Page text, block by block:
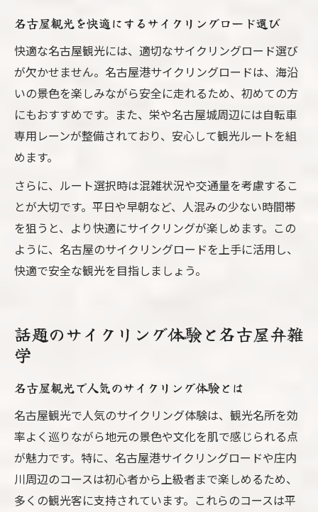
名古屋観光を快適にするサイクリングロード選び
快適な名古屋観光には、適切なサイクリングロード選び
が欠かせません。名古屋港サイクリングロードは、海沿
いの景色を楽しみながら安全に走れるため、初めての方
にもおすすめです。また、栄や名古屋城周辺には自転車
専用レーンが整備されており、安心して観光ルートを組
めます。
さらに、ルート選択時は混雑状況や交通量を考慮するこ
とが大切です。平日や早朝など、人混みの少ない時間帯
を狙うと、より快適にサイクリングが楽しめます。この
ように、名古屋のサイクリングロードを上手に活用し、
快適で安全な観光を目指しましょう。
話題のサイクリング体験と名古屋弁雑
学
名古屋観光で人気のサイクリング体験とは
名古屋観光で人気のサイクリング体験は、観光名所を効
率よく巡りながら地元の景色や文化を肌で感じられる点
が魅力です。特に、名古屋港サイクリングロードや庄内
川周辺のコースは初心者から上級者まで楽しめるため、
多くの観光客に支持されています。これらのコースは平